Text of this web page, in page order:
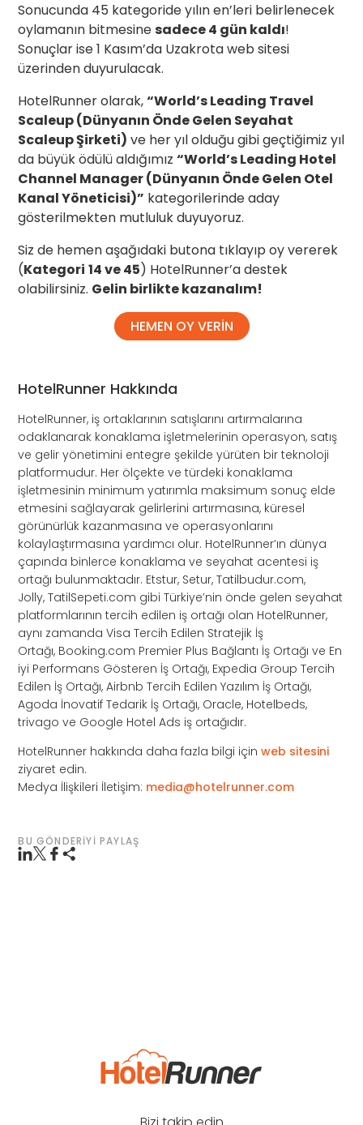
Sonucunda 45 kategoride yılın en’leri belirlenecek
oylamanın bitmesinesadece 4 gün kaldı!
Sonuçlar ise 1 Kasım’da Uzakrota web sitesi
üzerinden duyurulacak.
HotelRunner olarak,“World’s Leading Travel
Scaleup (Dünyanın Önde Gelen Seyahat
Scaleup Şirketi) ve her yıl olduğu gibi geçtiğimiz yıl
da büyük ödülü aldığımız“World’s Leading Hotel
Channel Manager (Dünyanın Önde Gelen Otel
Kanal Yöneticisi)” kategorilerinde aday
gösterilmekten mutluluk duyuyoruz.
Siz de hemen aşağıdaki butona tıklayıp oy vererek
(Kategori 14 ve 45) HotelRunner’a destek
olabilirsiniz. Gelin birlikte kazanalım!
HEMEN OY VERİN
HotelRunner Hakkında
HotelRunner, iş ortaklarının satışlarını artırmalarına
odaklanarak konaklama işletmelerinin operasyon, satış
ve gelir yönetimini entegre şekilde yürüten bir teknoloji
platformudur. Her ölçekte ve türdeki konaklama
işletmesinin minimum yatırımla maksimum sonuç elde
etmesini sağlayarak gelirlerini artırmasına, küresel
görünürlük kazanmasına ve operasyonlarını
kolaylaştırmasına yardımcı olur. HotelRunner’ın dünya
çapında binlerce konaklama ve seyahat acentesi iş
ortağı bulunmaktadır. Etstur, Setur, Tatilbudur.com,
Jolly, TatilSepeti.com gibi Türkiye’nin önde gelen seyahat
platformlarının tercih edilen iş ortağı olan HotelRunner,
aynı zamanda Visa Tercih Edilen Stratejik İş
Ortağı, Booking.com Premier Plus Bağlantı İş Ortağı ve En
iyi Performans Gösteren İş Ortağı, Expedia Group Tercih
Edilen İş Ortağı, Airbnb Tercih Edilen Yazılım İş Ortağı,
Agoda İnovatif Tedarik İş Ortağı, Oracle, Hotelbeds,
trivago ve Google Hotel Ads iş ortağıdır.
HotelRunner hakkında daha fazla bilgi içinweb sitesini
ziyaret edin.
Medya İlişkileri İletişim: media@hotelrunner.com
BU GÖNDERIYI PAYLAŞ